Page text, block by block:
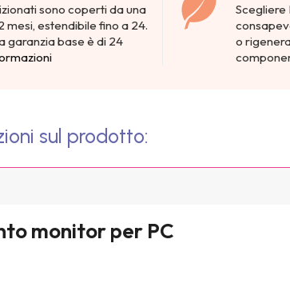
sono coperti da una
mesi, estendibile fino a 24.
garanzia base è di 24
Scegliere
o
sul prodotto:
monitor per PC